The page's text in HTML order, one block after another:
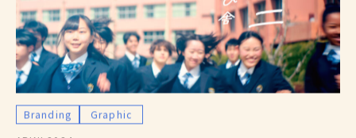
Branding
Graphic